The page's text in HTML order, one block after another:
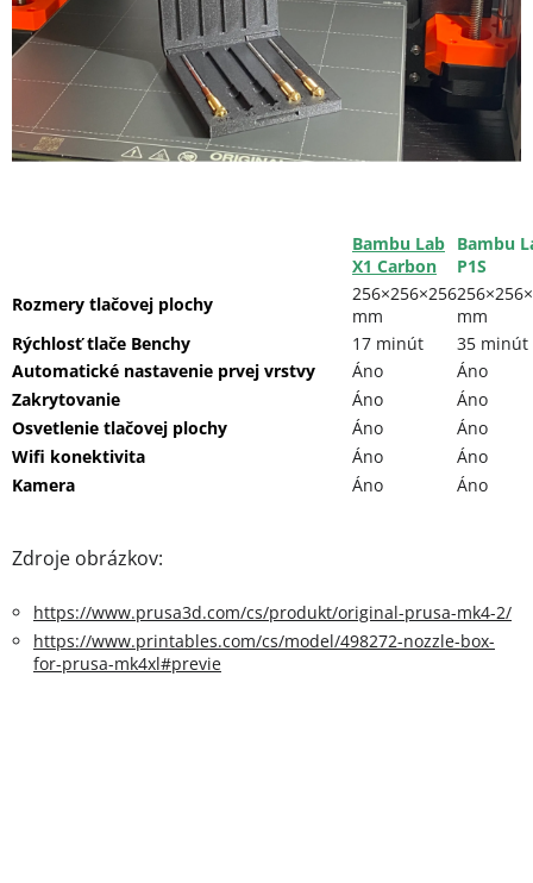
Bambu Lab
X1 Carbon
Bambu
P1S
Rozmery tlačovej plochy
256×256×256
mm
mm
Rýchlosť tlače Benchy
17 minút
35 minút
Automatické nastavenie prvej vrstvy
Áno
Áno
Zakrytovanie
Áno
Áno
Osvetlenie tlačovej plochy
Áno
Áno
Wifi konektivita
Áno
Áno
Kamera
Áno Áno
Zdroje obrázkov:
https://www.prusa3d.com/cs/produkt/original-prusa-mk4-2/
https://www.printables.com/cs/model/498272-nozzle-box-
for-prusa-mk4xl#previe